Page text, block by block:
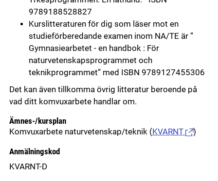
9789188528827
Kurslitteraturen för dig som läser mot en
studieförberedande examen inom NA/TE är ”
Gymnasiearbetet - en handbok : För
naturvetenskapsprogrammet och
teknikprogrammet” med ISBN 9789127455306
Det kan även tillkomma övrig litteratur beroende på
vad ditt komvuxarbete handlar om.
Ämnes-/kursplan
Komvuxarbete naturvetenskap/teknik ( KVARNT )
Anmälningskod
KVARNT-D